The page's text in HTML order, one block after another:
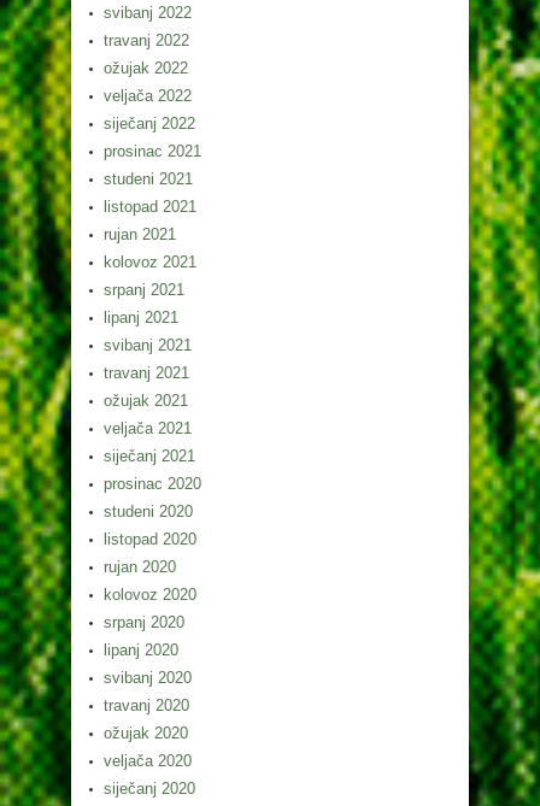
svibanj 2022
travanj 2022
ožujak 2022
veljača 2022
siječanj 2022
prosinac 2021
studeni 2021
listopad 2021
rujan 2021
kolovoz 2021
srpanj 2021
lipanj 2021
svibanj 2021
travanj 2021
ožujak 2021
veljača 2021
siječanj 2021
prosinac 2020
studeni 2020
listopad 2020
rujan 2020
kolovoz 2020
srpanj 2020
lipanj 2020
svibanj 2020
travanj 2020
ožujak 2020
veljača 2020
siječanj 2020